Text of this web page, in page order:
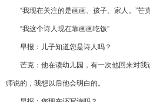
“我现在关注的是画画、孩子、家人。”芒克
“我这个诗人现在靠画画吃饭”
早报：儿子知道您是诗人吗？
芒克：他在读幼儿园，有一次他回来对我
师说的，我想以后他会明白的。